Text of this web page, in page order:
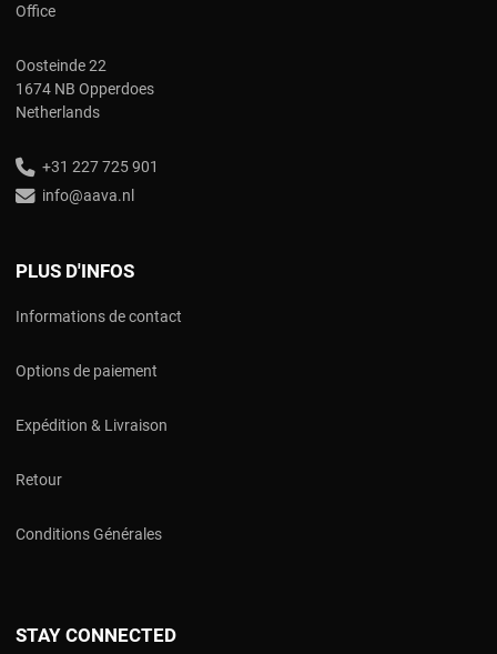
Office
Oosteinde 22
1674 NB Opperdoes
Netherlands
+31 227 725 901
info@aava.nl
PLUS D'INFOS
Informations de contact
Options de paiement
Expédition & Livraison
Retour
Conditions Générales
STAY CONNECTED